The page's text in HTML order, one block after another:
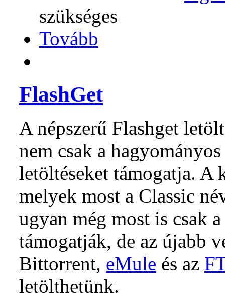
szükséges
Tovább
FlashGet
A népszerű Flashget
nem csak a
letöltéseket támogatja. A
melyek most a Classic
ugyan még most is csak
támogatják, de az újabb
Bittorrent, eMule és az
letölthetünk.